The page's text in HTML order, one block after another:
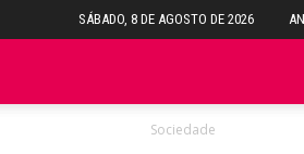
SÁBADO, 8 DE AGOSTO DE 2026
Sociedade